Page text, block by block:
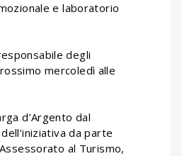
e laboratorio
degli
mercoledì alle
d’Argento dal
da parte
al Turismo,